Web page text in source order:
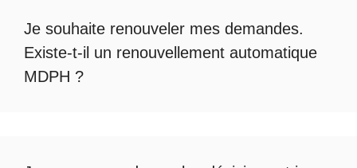
Je souhaite renouveler mes demandes.
Existe-t-il un renouvellement automatique
MDPH ?